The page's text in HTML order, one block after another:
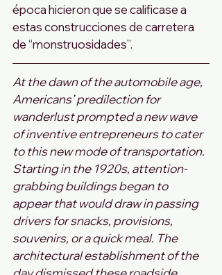
época hicieron que se calificase a
estas construcciones de carretera
de “monstruosidades”.
At the dawn of the automobile age,
Americans’ predilection for
wanderlust prompted a new wave
of inventive entrepreneurs to cater
to this new mode of transportation.
Starting in the 1920s, attention-
grabbing buildings began to
appear that would draw in passing
drivers for snacks, provisions,
souvenirs, or a quick meal. The
architectural establishment of the